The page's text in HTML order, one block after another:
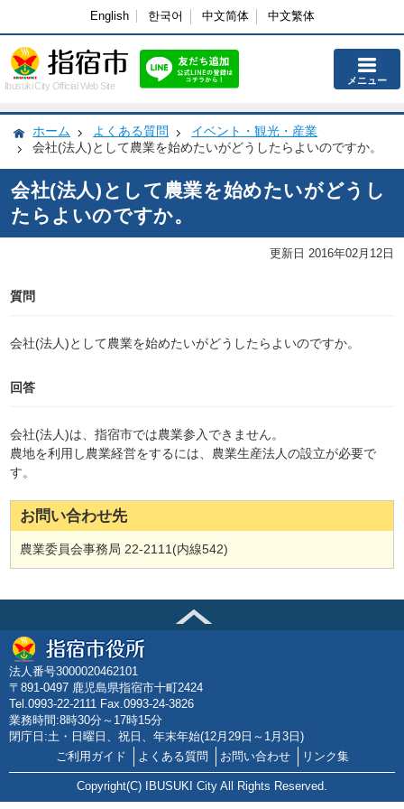
English 한국어 中文简体 中文繁体
Ibusuki City Official Web Site メニュー
ホーム よくある質問
イベント・観光・産業
会社(法人)として農業を始めたいがどうしたらよいのですか。
会社(法人)として農業を始めたいがどうし
たらよいのですか。
更新日 2016年02月12日
質問
会社(法人)として農業を始めたいがどうしたらよいのですか。
回答
会社(法人)は、指宿市では農業参入できません。
農地を利用し農業経営をするには、農業生産法人の設立が必要で
す。
お問い合わせ先
農業委員会事務局 22-2111(内線542)
法人番号3000020462101
〒891-0497 鹿児島県指宿市十町2424
Tel.0993-22-2111 Fax.0993-24-3826
業務時間:8時30分～17時15分
閉庁日:土・日曜日、祝日、年末年始(12月29日～1月3日)
ご利用ガイド
よくある質問 お問い合わせ リンク集
Copyright(C) IBUSUKI City All Rights Reserved.